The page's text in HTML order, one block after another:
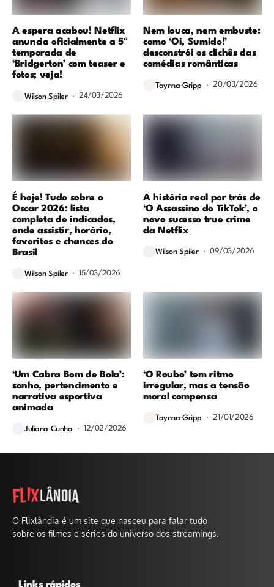
A espera acabou! Netflix
anuncia oficialmente a 5ª
temporada de
‘Bridgerton’ com teaser e
fotos; veja!
Wilson Spiler 24/03/2026
Nem louca, nem embuste:
como ‘Oi, Sumido!’
desconstrói os clichês das
comédias românticas
Taynna Gripp 20/03/2026
É hoje! Tudo sobre o
Oscar 2026: lista
completa de indicados,
onde assistir, horário,
favoritos e chances do
Brasil
Wilson Spiler 15/03/2026
A história real por trás de
‘O Assassino do TikTok’, o
novo sucesso true crime
da Netflix
Wilson Spiler 09/03/2026
‘Um Cabra Bom de Bola’:
sonho, pertencimento e
narrativa esportiva
animada
Juliana Cunha 12/02/2026
‘O Roubo’ tem ritmo
irregular, mas a tensão
moral compensa
Taynna Gripp 21/01/2026
O Flixlândia é um site que nasceu para falar tudo
sobre os filmes e séries do universo dos streamings.